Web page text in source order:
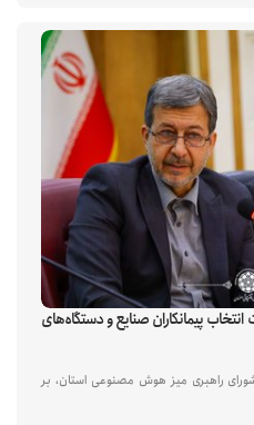
پیمانکاران صنایع و دستگاه‌های
راهبری میز هوش مصنوعی استان، بر